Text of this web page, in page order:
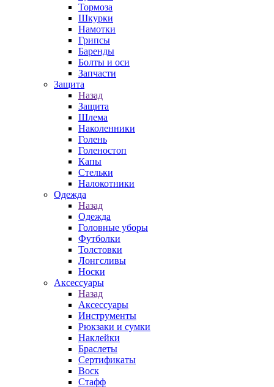
Тормоза
Шкурки
Намотки
Грипсы
Баренды
Болты и оси
Запчасти
Защита
Назад
Защита
Шлема
Наколенники
Голень
Голеностоп
Капы
Стельки
Налокотники
Одежда
Назад
Одежда
Головные уборы
Футболки
Толстовки
Лонгсливы
Носки
Аксессуары
Назад
Аксессуары
Инструменты
Рюкзаки и сумки
Наклейки
Браслеты
Сертификаты
Воск
Стафф